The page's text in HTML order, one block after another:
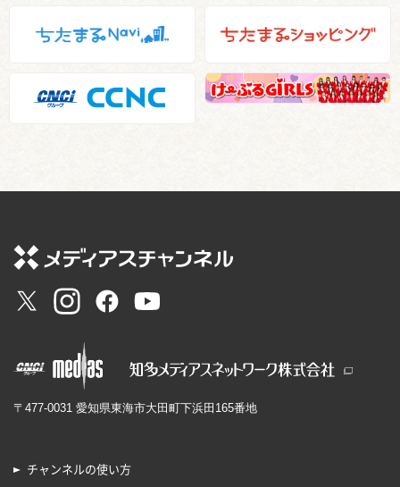
〒477-0031 愛知県東海市大田町下浜田165番地
チャンネルの使い方